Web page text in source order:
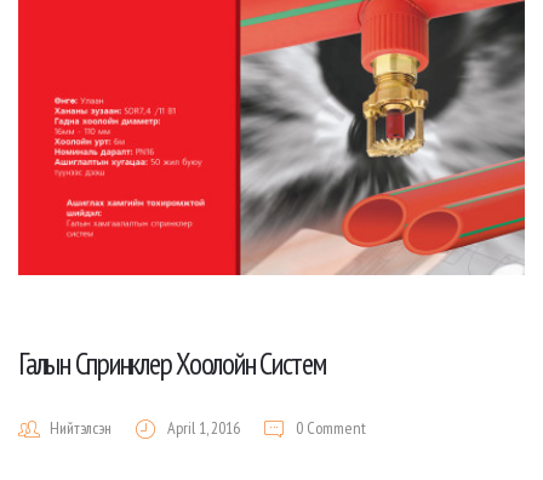
Галын Спринклер Хоолойн Систем
Нийтэлсэн April 1, 2016 0 Comment